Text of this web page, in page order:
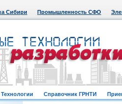
Сибири Промышленность СФО
Технологии Справочник ГРНТИ